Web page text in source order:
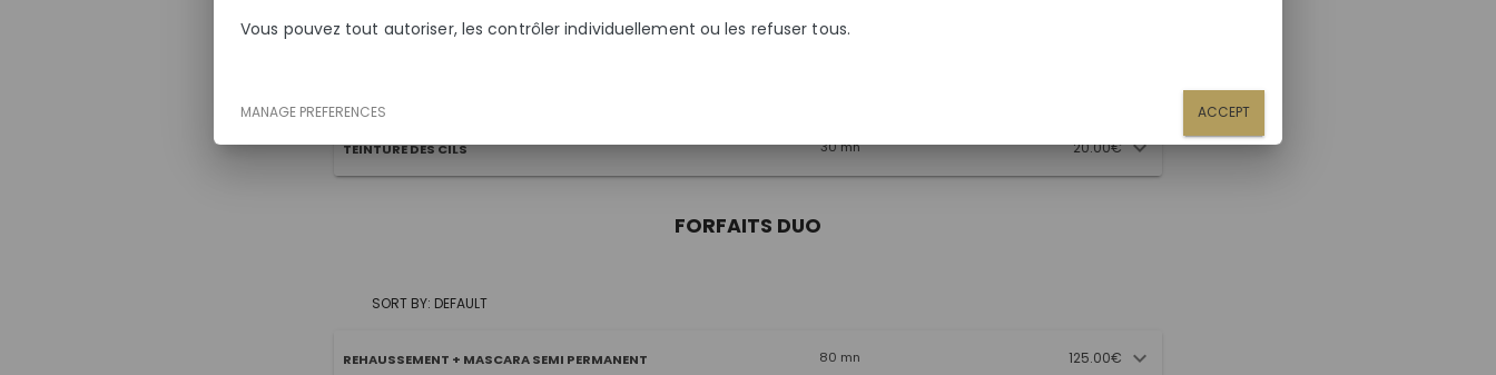
MASCARA SEMI-PERMANENT 30 mn
TEINTURE DES CILS 30 mn 20.00€
FORFAITS DUO
SORT BY: DEFAULT
REHAUSSEMENT + MASCARA SEMI PERMANENT 80 mn 125.00€
Vous pouvez tout autoriser, les contrôler individuellement ou les refuser tous.
MANAGE PREFERENCES ACCEPT